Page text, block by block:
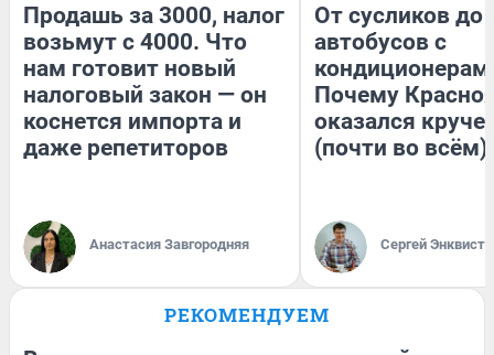
Продашь за 3000, налог
возьмут с 4000. Что
нам готовит новый
налоговый закон — он
коснется импорта и
даже репетиторов
Анастасия Завгородняя
От сусликов до
автобусов с
Почему
оказался
(почти во всём)
Сергей Энквист
РЕКОМЕНДУЕМ